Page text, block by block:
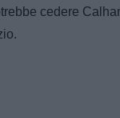
cedere